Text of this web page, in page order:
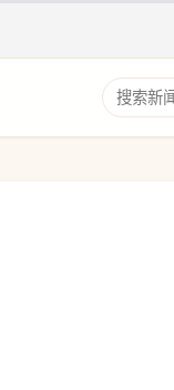
搜索新闻